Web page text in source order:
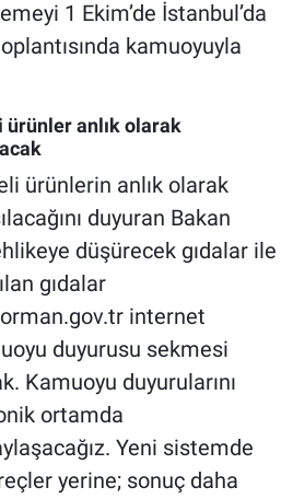
1 Ekim’de İstanbul’da
kamuoyuyla
anlık olarak
ürünlerin anlık olarak
duyuran Bakan
düşürecek gıdalar ile
gıdalar
internet
duyurusu sekmesi
Kamuoyu duyurularını
ortamda
Yeni sistemde
yerine; sonuç daha